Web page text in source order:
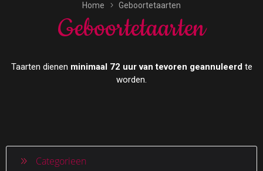
Home Geboortetaarten
Geboortetaarten
Taarten dienen minimaal 72 uur van tevoren geannuleerdte
worden.
Categorieen